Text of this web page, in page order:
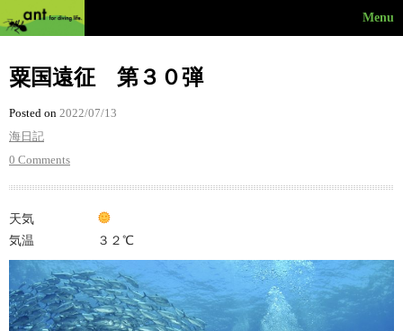
Menu
粟国遠征 第３０弾
Posted on 2022/07/13
海日記
0 Comments
天気
気温 ３２℃